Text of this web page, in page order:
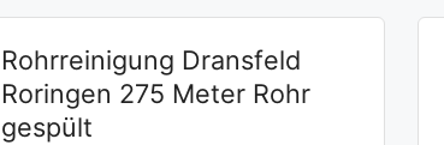
Rohrreinigung Dransfeld
Roringen 275 Meter Rohr
gespült